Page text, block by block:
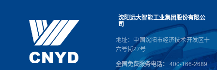
沈阳远大智能工业集团股份有限公
司
地址：中国沈阳市经济技术开发区十
六号街27号
全国免费服务电话： 400-166-2689